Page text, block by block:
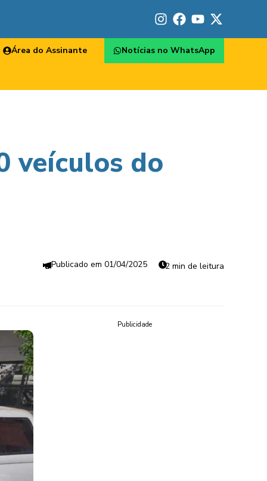
Área do Assinante Notícias no WhatsApp
veículos do
01/04/2025 2 min de leitura
Publicidade